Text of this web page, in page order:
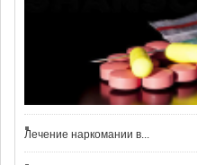
Лечение наркомании в...